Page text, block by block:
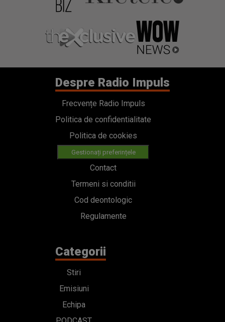
Despre Radio Impuls
Frecvențe Radio Impuls
Politica de confidentialitate
Politica de cookies
Gestionați preferințele
Contact
Termeni si conditii
Cod deontologic
Regulamente
Categorii
Stiri
Emisiuni
Echipa